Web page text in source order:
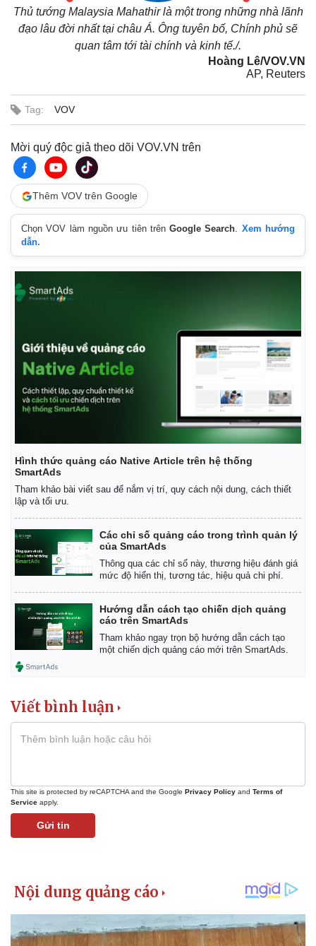
Pháp luật
Vụ án
Tin nóng
Tư vấn luật
Quân sự - Quốc phòng
Vũ khí
Việt Nam
Thủ tướng Malaysia Mahathir là một trong những nhà lãnh
đạo lâu đời nhất tại châu Á. Ông tuyên bố, Chính phủ sẽ
quan tâm tới tài chính và kinh tế./.
Hoàng Lê/VOV.VN
AP, Reuters
Tag: VOV
Mời quý độc giả theo dõi VOV.VN trên
Thêm VOV trên Google
Chọn VOV làm nguồn ưu tiên trênGoogle Search. Xem hướng
dẫn.
Hình thức quảng cáo Native Article trên hệ thống
SmartAds
Tham khảo bài viết sau để nắm vị trí, quy cách nội dung, cách thiết
lập và tối ưu.
Các chỉ số quảng cáo trong trình quản lý
của SmartAds
Thông qua các chỉ số này, thương hiệu đánh giá
mức độ hiển thị, tương tác, hiệu quả chi phí.
Hướng dẫn cách tạo chiến dịch quảng
cáo trên SmartAds
Tham khảo ngay trọn bộ hướng dẫn cách tạo
một chiến dịch quảng cáo mới trên SmartAds.
Viết bình luận
This site is protected by reCAPTCHA and the Google Privacy Policy and Terms of
Service apply.
Gửi tin